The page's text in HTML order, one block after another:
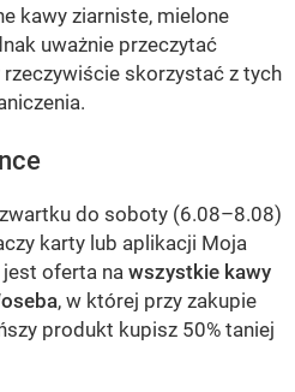
kawy ziarniste, mielone
uważnie przeczytać
skorzystać z tych
do soboty (6.08–8.08)
karty lub aplikacji Moja
oferta na wszystkie kawy
, w której przy zakupie
produkt kupisz 50% taniej